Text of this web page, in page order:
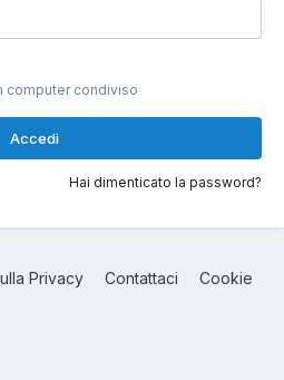
computer condiviso
Accedi
Hai dimenticato la password?
Privacy Contattaci Cookie